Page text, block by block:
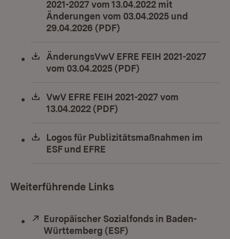
2021-2027 vom 13.04.2022 mit
Änderungen vom 03.04.2025 und
29.04.2026 (PDF)
Download:
ÄnderungsVwV EFRE FEIH 2021-2027
vom 03.04.2025 (PDF)
Download:
VwV EFRE FEIH 2021-2027 vom
13.04.2022 (PDF)
Download:
Logos für Publizitätsmaßnahmen im
ESF und EFRE
Weiterführende Links
Extern:
Europäischer Sozialfonds in Baden-
Württemberg (ESF)